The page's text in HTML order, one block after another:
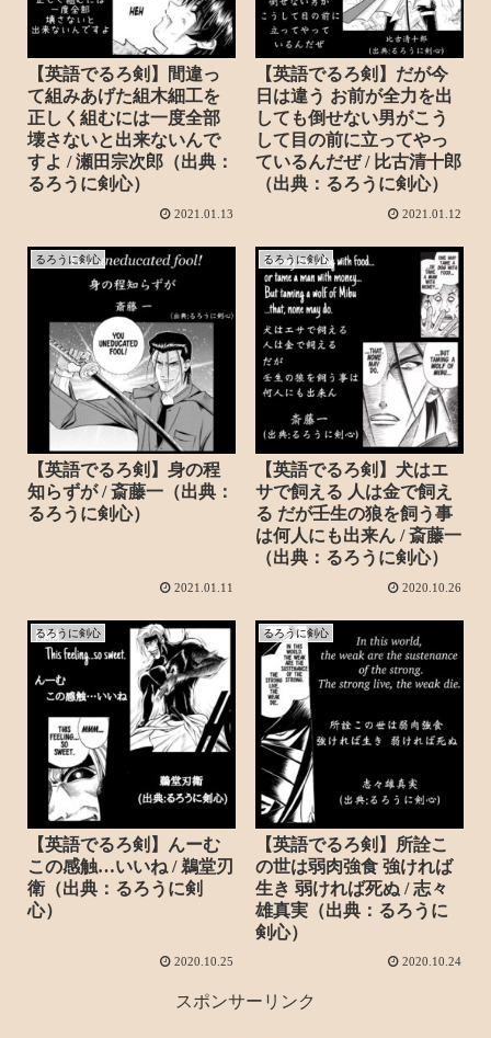
【英語でるろ剣】間違っ
て組みあげた組木細工を
正しく組むには一度全部
壊さないと出来ないんで
すよ / 瀬田宗次郎（出典：
るろうに剣心）
2021.01.13
【英語でるろ剣】だが今
日は違う お前が全力を出
しても倒せない男がこう
して目の前に立ってやっ
ているんだぜ / 比古清十郎
（出典：るろうに剣心）
2021.01.12
るろうに剣心
【英語でるろ剣】身の程
知らずが / 斎藤一（出典：
るろうに剣心）
2021.01.11
るろうに剣心
【英語でるろ剣】犬はエ
サで飼える 人は金で飼え
る だが壬生の狼を飼う事
は何人にも出来ん / 斎藤一
（出典：るろうに剣心）
2020.10.26
るろうに剣心
【英語でるろ剣】んーむ
この感触…いいね / 鵜堂刃
衛（出典：るろうに剣
心）
2020.10.25
るろうに剣心
【英語でるろ剣】所詮こ
の世は弱肉強食 強ければ
生き 弱ければ死ぬ / 志々
雄真実（出典：るろうに
剣心）
2020.10.24
スポンサーリンク